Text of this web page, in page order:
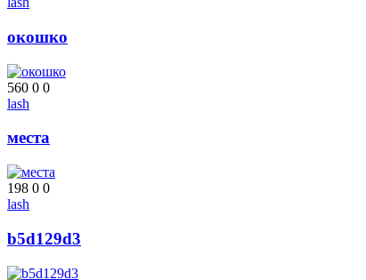
окошко
560 0 0
lash
места
198 0 0
lash
b5d129d3